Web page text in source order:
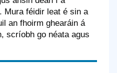
Mura féidir leat é sin a
an fhoirm ghearáin á
scríobh go néata agus